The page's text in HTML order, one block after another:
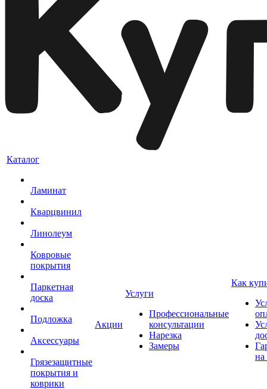
Каталог
Ламинат
Кварцвинил
Линолеум
Ковровые
покрытия
Паркетная
доска
Подложка
Аксессуары
Грязезащитные
покрытия и
коврики
Акции
Услуги
Профессиональные
консультации
Нарезка
Замеры
Как
на